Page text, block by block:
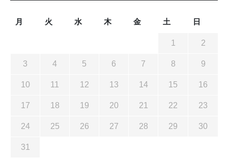
月 火 水 木 金 土 日
1 2
3 4 5 6 7 8 9
10 11 12 13 14 15 16
17 18 19 20 21 22 23
24 25 26 27 28 29 30
31